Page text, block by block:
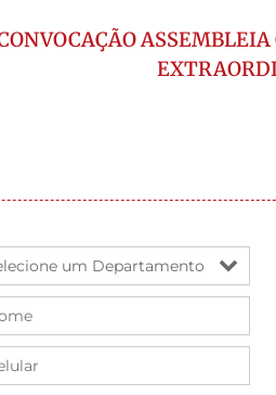
ASSEMBLEIA